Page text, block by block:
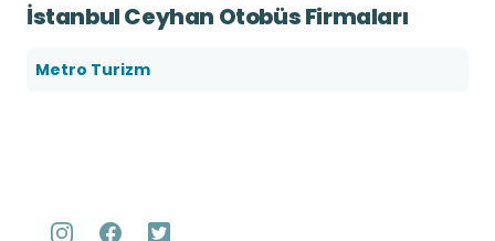
İstanbul Ceyhan Otobüs Firmaları
Metro Turizm